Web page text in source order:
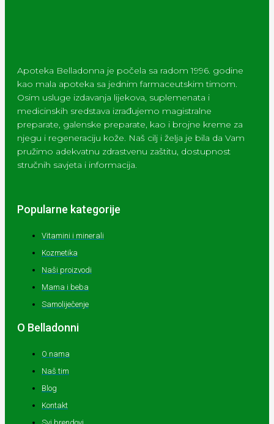
Apoteka Belladonna je počela sa radom 1996. godine
kao mala apoteka sa jednim farmaceutskim timom.
Osim usluge izdavanja lijekova, suplemenata i
medicinskih sredstava izrađujemo magistralne
preparate, galenske preparate, kao i brojne kreme za
njegu i regeneraciju kože. Naš cilj i želja je bila da Vam
pružimo adekvatnu zdrastvenu zaštitu, dostupnost
stručnih savjeta i informacija.
Popularne kategorije
Vitamini i minerali
Kozmetika
Naši proizvodi
Mama i beba
Samoliječenje
O Belladonni
O nama
Naš tim
Blog
Kontakt